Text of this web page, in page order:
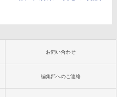
お問い合わせ
編集部へのご連絡